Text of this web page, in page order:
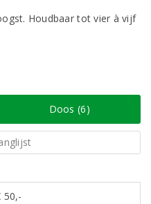
Houdbaar tot vier à vijf
Doos (6)
50,-